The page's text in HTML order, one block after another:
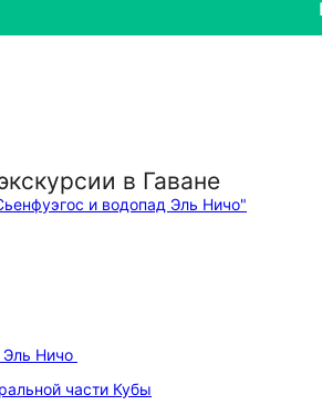
в Гаване
Эль Ничо
части Кубы